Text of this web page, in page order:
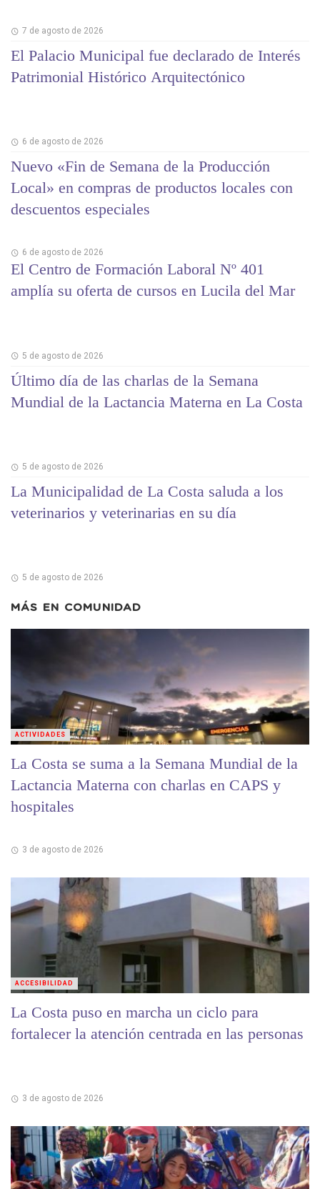
7 de agosto de 2026
El Palacio Municipal fue declarado de Interés
Patrimonial Histórico Arquitectónico
6 de agosto de 2026
Nuevo «Fin de Semana de la Producción
Local» en compras de productos locales con
descuentos especiales
6 de agosto de 2026
El Centro de Formación Laboral Nº 401
amplía su oferta de cursos en Lucila del Mar
5 de agosto de 2026
Último día de las charlas de la Semana
Mundial de la Lactancia Materna en La Costa
5 de agosto de 2026
La Municipalidad de La Costa saluda a los
veterinarios y veterinarias en su día
5 de agosto de 2026
MÁS EN COMUNIDAD
La Costa se suma a la Semana Mundial de la
Lactancia Materna con charlas en CAPS y
hospitales
3 de agosto de 2026
ACTIVIDADES
La Costa puso en marcha un ciclo para
fortalecer la atención centrada en las personas
3 de agosto de 2026
ACCESIBILIDAD